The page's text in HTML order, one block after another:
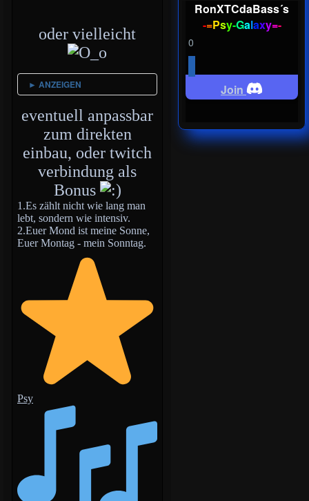
oder vielleicht
► ANZEIGEN
eventuell anpassbar
zum direkten
einbau, oder twitch
verbindung als
Bonus
1.Es zählt nicht wie lang man
lebt, sondern wie intensiv.
2.Euer Mond ist meine Sonne,
Euer Montag - mein Sonntag.
Psy
RonXTCdaBass´s
-=Psy-Galaxy=-
0
Join